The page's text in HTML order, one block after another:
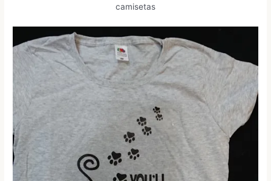
camisetas